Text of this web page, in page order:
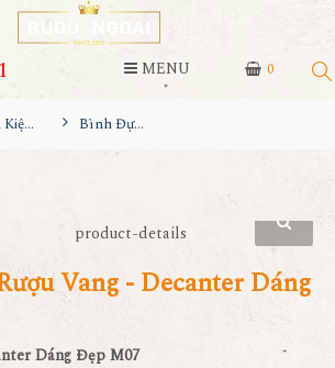
0
MENU
Phụ Kiện Rượu Bình Đựng Rượu Vang - Decanter Dáng Đẹp M07
Vang - Decanter Dáng
Dáng Đẹp M07